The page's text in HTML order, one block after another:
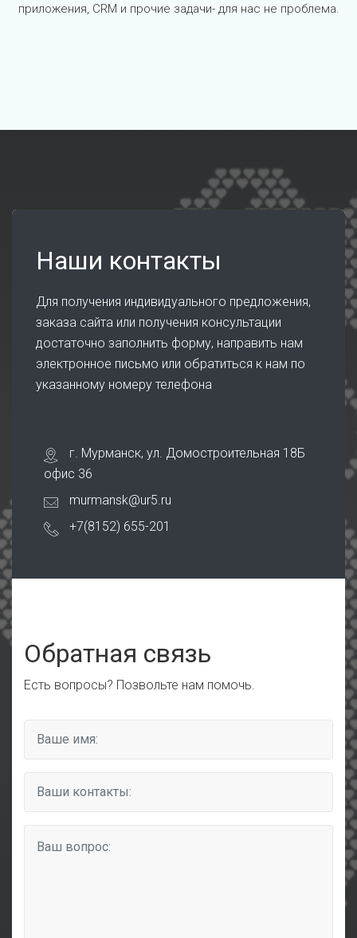
приложения, CRM и прочие задачи- для нас не проблема.
Наши контакты
Для получения индивидуального предложения,
заказа сайта или получения консультации
достаточно заполнить форму, направить нам
электронное письмо или обратиться к нам по
указанному номеру телефона
г. Мурманск, ул. Домостроительная 18Б
офис 36
murmansk@ur5.ru
+7(8152) 655-201
Обратная связь
Есть вопросы? Позвольте нам помочь.